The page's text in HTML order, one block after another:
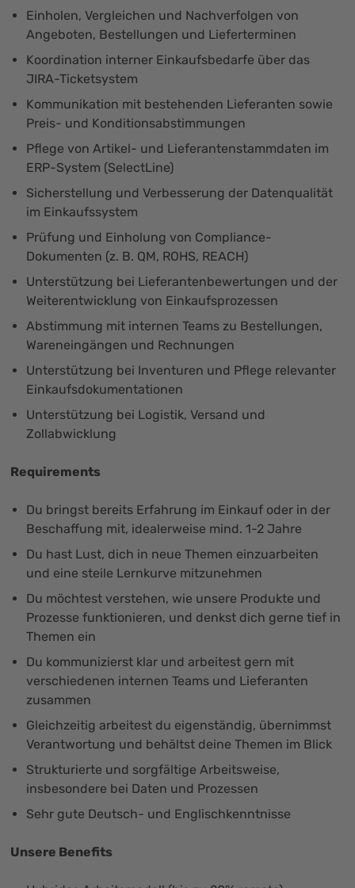
Einholen, Vergleichen und Nachverfolgen von
Angeboten, Bestellungen und Lieferterminen
Koordination interner Einkaufsbedarfe über das
JIRA-Ticketsystem
Kommunikation mit bestehenden Lieferanten sowie
Preis- und Konditionsabstimmungen
Pflege von Artikel- und Lieferantenstammdaten im
ERP-System (SelectLine)
Sicherstellung und Verbesserung der Datenqualität
im Einkaufssystem
Prüfung und Einholung von Compliance-
Dokumenten (z. B. QM, ROHS, REACH)
Unterstützung bei Lieferantenbewertungen und der
Weiterentwicklung von Einkaufsprozessen
Abstimmung mit internen Teams zu Bestellungen,
Wareneingängen und Rechnungen
Unterstützung bei Inventuren und Pflege relevanter
Einkaufsdokumentationen
Unterstützung bei Logistik, Versand und
Zollabwicklung
Requirements
Du bringst bereits Erfahrung im Einkauf oder in der
Beschaffung mit, idealerweise mind. 1-2 Jahre
Du hast Lust, dich in neue Themen einzuarbeiten
und eine steile Lernkurve mitzunehmen
Du möchtest verstehen, wie unsere Produkte und
Prozesse funktionieren, und denkst dich gerne tief in
Themen ein
Du kommunizierst klar und arbeitest gern mit
verschiedenen internen Teams und Lieferanten
zusammen
Gleichzeitig arbeitest du eigenständig, übernimmst
Verantwortung und behältst deine Themen im Blick
Strukturierte und sorgfältige Arbeitsweise,
insbesondere bei Daten und Prozessen
Sehr gute Deutsch- und Englischkenntnisse
Unsere Benefits